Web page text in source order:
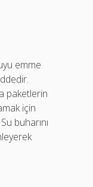
emme
paketlerin
için
buharını